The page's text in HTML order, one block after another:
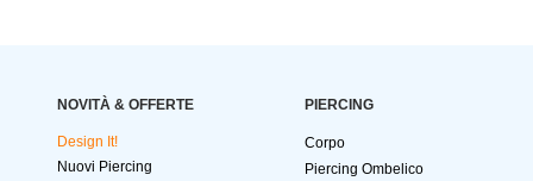
NOVITÀ & OFFERTE
Design It!
Nuovi Piercing
PIERCING
Corpo
Piercing Ombelico